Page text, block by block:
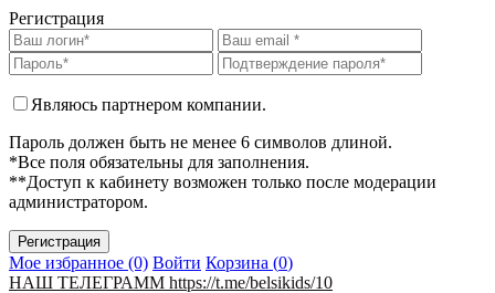
Регистрация
Являюсь партнером компании.
Пароль должен быть не менее 6 символов длиной.
*Все поля обязательны для заполнения.
**Доступ к кабинету возможен только после модерации
администратором.
Мое избранное (0) Войти Корзина (0)
НАШ ТЕЛЕГРАММ https://t.me/belsikids/10